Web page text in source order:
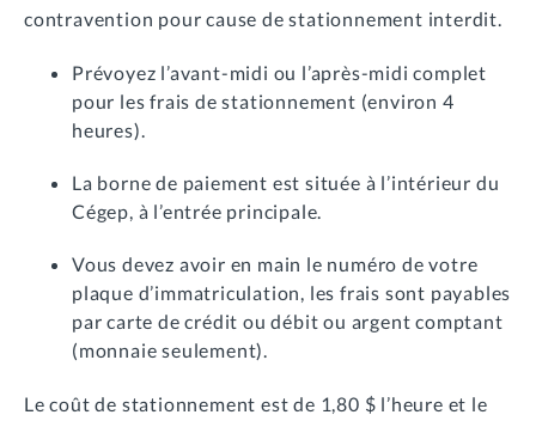
contravention pour cause de stationnement interdit.
Prévoyez l’avant-midi ou l’après-midi complet
pour les frais de stationnement (environ 4
heures).
La borne de paiement est située à l’intérieur du
Cégep, à l’entrée principale.
Vous devez avoir en main le numéro de votre
plaque d’immatriculation, les frais sont payables
par carte de crédit ou débit ou argent comptant
(monnaie seulement).
Le coût de stationnement est de 1,80 $ l’heure et le